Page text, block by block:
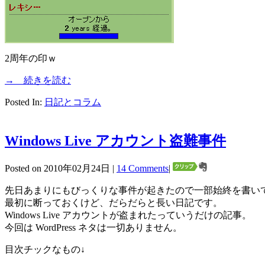
2周年の印ｗ
→ 続きを読む
Posted In: 日記とコラム
Windows Live アカウント盗難事件
Posted on 2010年02月24日 | 14 Comments|
先日あまりにもびっくりな事件が起きたので一部始終を書い
最初に断っておくけど、だらだらと長い日記です。
Windows Live アカウントが盗まれたっていうだけの記事。
今回は WordPress ネタは一切ありません。
目次チックなもの↓